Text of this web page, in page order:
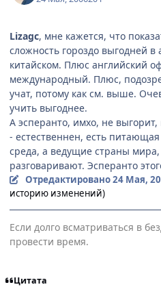
Lizagc, мне кажется, что
сложность гороздо выгодней в
китайском. Плюс английский
международный. Плюс,
учат, потому как см. выше.
учить выгоднее.
А эсперанто, имхо, не
- естественнен, есть
среда, а ведущие страны
разговаривают. Эсперанто
Отредактировано24 Мая,
историю изменений)
Если долго всматриваться в
провести время.
Цитата